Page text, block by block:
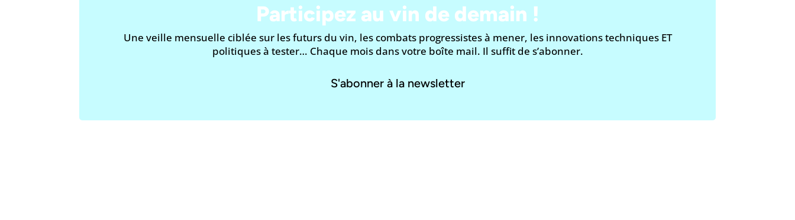
Participez au vin de demain !
Une veille mensuelle ciblée sur les futurs du vin, les combats progressistes à mener, les innovations techniques ET
politiques à tester… Chaque mois dans votre boîte mail. Il suffit de s’abonner.
S'abonner à la newsletter